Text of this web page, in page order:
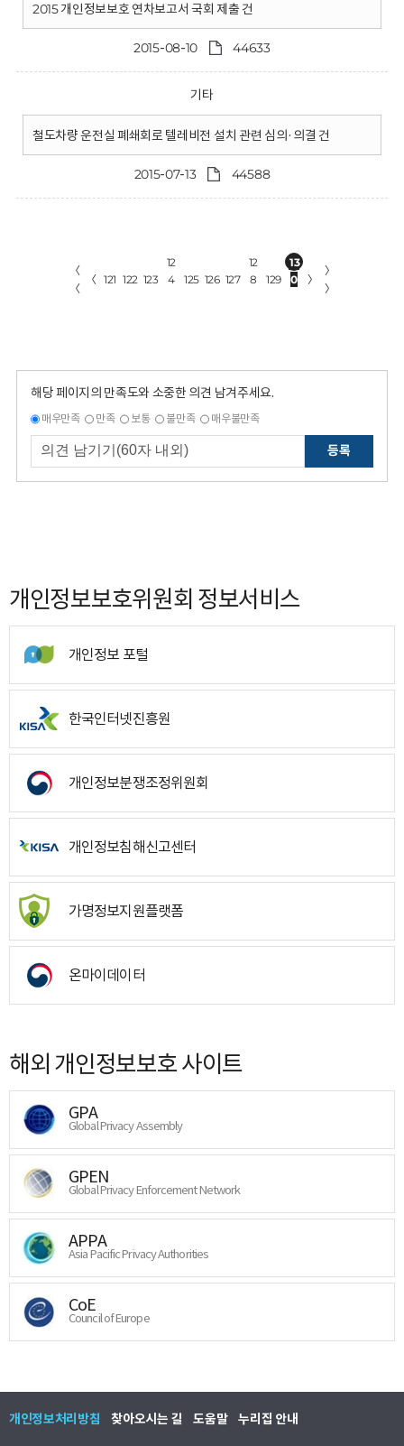
2015 개인정보보호 연차보고서 국회 제출 건
2015-08-10 44633
기타
철도차량 운전실 폐쇄회로 텔레비전 설치 관련 심의·의결 건
2015-07-13 44588
〈
〈
〈 121 122 123
12
4
125 126 127
12
8
129
13
0
〉
〉
〉
해당 페이지의 만족도와 소중한 의견 남겨주세요.
매우만족 만족 보통 불만족 매우불만족
등록
개인정보보호위원회 정보서비스
개인정보 포털
한국인터넷진흥원
개인정보분쟁조정위원회
개인정보침해신고센터
가명정보지원플랫폼
온마이데이터
해외 개인정보보호 사이트
GPA
Global Privacy Assembly
GPEN
Global Privacy Enforcement Network
APPA
Asia Pacific Privacy Authorities
CoE
Council of Europe
개인정보처리방침 찾아오시는 길 도움말 누리집 안내